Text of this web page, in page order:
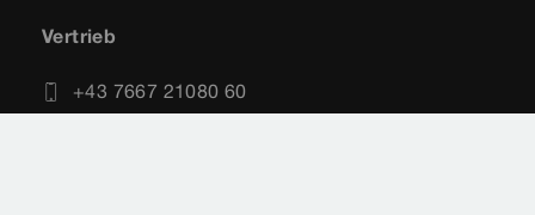
Vertrieb
+43 7667 21080 60